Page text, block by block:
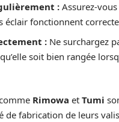
:Assurez-
éclair fonctionnent
: Ne surchargez
soit bien rangée
Rimowa et Tumi
de fabrication de leurs